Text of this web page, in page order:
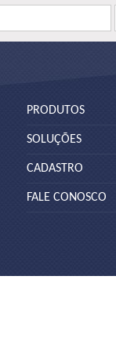
PRODUTOS
SOLUÇÕES
CADASTRO
FALE CONOSCO